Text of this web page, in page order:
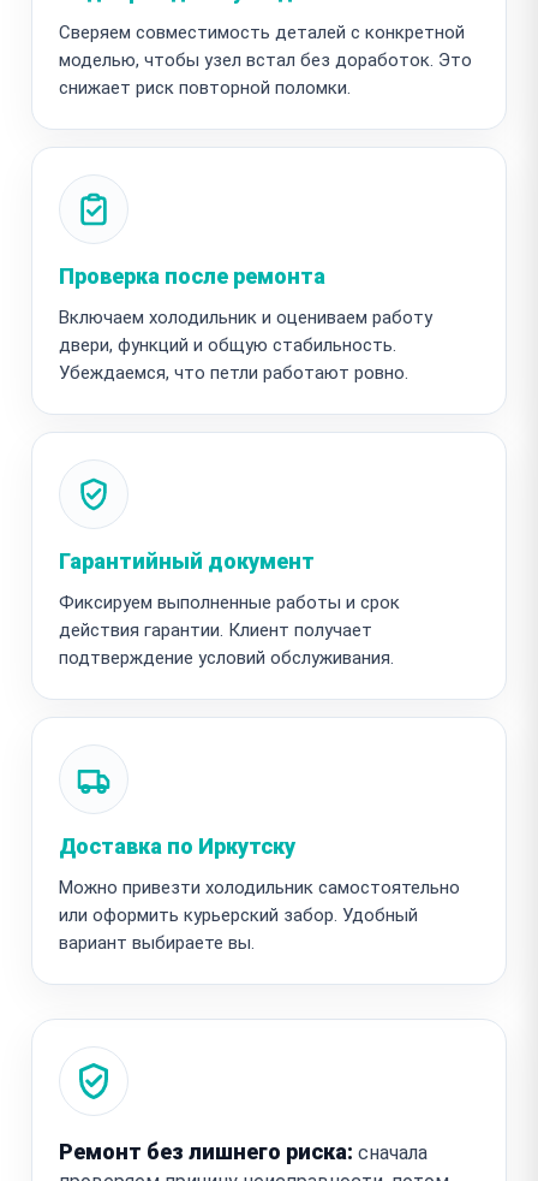
Сверяем совместимость деталей с конкретной
моделью, чтобы узел встал без доработок. Это
снижает риск повторной поломки.
Проверка после ремонта
Включаем холодильник и оцениваем работу
двери, функций и общую стабильность.
Убеждаемся, что петли работают ровно.
Гарантийный документ
Фиксируем выполненные работы и срок
действия гарантии. Клиент получает
подтверждение условий обслуживания.
Доставка по Иркутску
Можно привезти холодильник самостоятельно
или оформить курьерский забор. Удобный
вариант выбираете вы.
Ремонт без лишнего риска: сначала